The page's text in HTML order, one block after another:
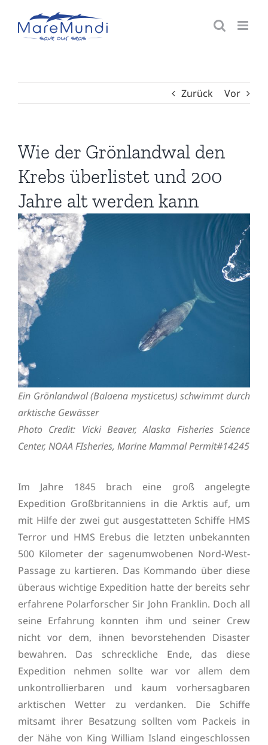
Inhalt
springen
Zurück Vor
Wie der Grönlandwal den
Krebs überlistet und 200
Jahre alt werden kann
Ein Grönlandwal (Balaena mysticetus) schwimmt durch
arktische Gewässer
Photo Credit: Vicki Beaver, Alaska Fisheries Science
Center, NOAA FIsheries, Marine Mammal Permit#14245
Im Jahre 1845 brach eine groß angelegte
Expedition Großbritanniens in die Arktis auf, um
mit Hilfe der zwei gut ausgestatteten Schiffe HMS
Terror und HMS Erebus die letzten unbekannten
500 Kilometer der sagenumwobenen Nord-West-
Passage zu kartieren. Das Kommando über diese
überaus wichtige Expedition hatte der bereits sehr
erfahrene Polarforscher Sir John Franklin. Doch all
seine Erfahrung konnten ihm und seiner Crew
nicht vor dem, ihnen bevorstehenden Disaster
bewahren. Das schreckliche Ende, das diese
Expedition nehmen sollte war vor allem dem
unkontrollierbaren und kaum vorhersagbaren
arktischen Wetter zu verdanken. Die Schiffe
mitsamt ihrer Besatzung sollten vom Packeis in
der Nähe von King William Island eingeschlossen